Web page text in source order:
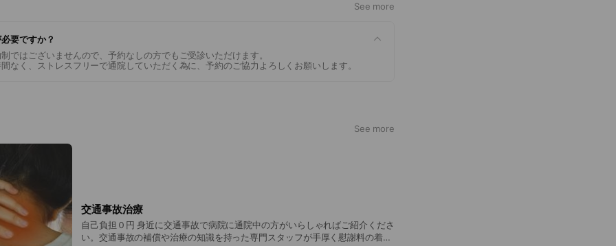
See more
要ですか？
ではございませんので、予約なしの方でもご受診いただけます。
なく、ストレスフリーで通院していただく為に、予約のご協力よろしくお願いします。
See more
交通事故治療
自己負担０円 身近に交通事故で病院に通院中の方がいらしゃればご紹介くださ
い。交通事故の補償や治療の知識を持った専門スタッフが手厚く慰謝料の着金